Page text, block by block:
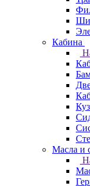
Кабина
Масла и